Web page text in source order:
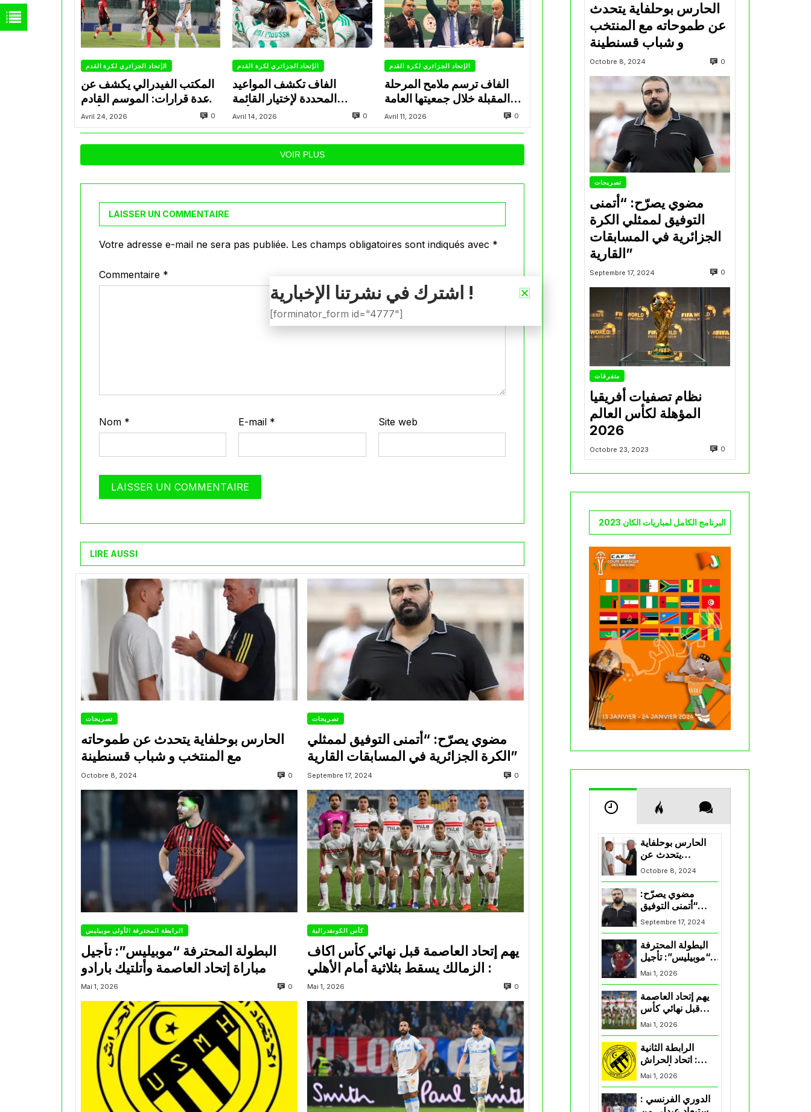
الإتحاد الجزائري لكرة القدم
المكتب الفيدرالي يكشف عن
عدة قرارات: الموسم القادم
ينطلق في 20 أوتAvril 24, 2026 0
الإتحاد الجزائري لكرة القدم
الفاف تكشف المواعيد
المحددة لإختيار القائمة
المستدعاة للمشاركة في كأس
العالم
Avril 14, 2026 0
الإتحاد الجزائري لكرة القدم
الفاف ترسم ملامح المرحلة
المقبلة خلال جمعيتها العامة
العادية
Avril 11, 2026 0
VOIR PLUS
LAISSER UN COMMENTAIRE
Votre adresse e-mail ne sera pas publiée. Les champs obligatoires sont indiqués avec *
Commentaire *
Nom * E-mail * Site web
LIRE AUSSI
تصريحات
الحارس بوحلفاية يتحدث عن طموحاته
مع المنتخب و شباب قسنطينة
Octobre 8, 2024 0
تصريحات
مضوي يصرّح: “أتمنى التوفيق لممثلي
الكرة الجزائرية في المسابقات القارية”
Septembre 17, 2024 0
الرابطة المحترفة الأولى موبيليس
البطولة المحترفة “موبيليس”: تأجيل
مباراة إتحاد العاصمة وأتلتيك بارادو
Mai 1, 2026 0
كأس الكونفدرالية
يهم إتحاد العاصمة قبل نهائي كأس اكاف
Mai 1, 2026 0
الحارس بوحلفاية يتحدث
عن طموحاته مع المنتخب
و شباب قسنطينة
Octobre 8, 2024 0
تصريحات
مضوي يصرّح: “أتمنى
التوفيق لممثلي الكرة
الجزائرية في المسابقات
القارية”
Septembre 17, 2024 0
متفرقات
نظام تصفيات أفريقيا
المؤهلة لكأس العالم
2026
Octobre 23, 2023 0
البرنامج الكامل لمباريات الكان 2023
الحارس بوحلفاية
يتحدث عن
طموحاته مع
المنتخب و شباب
قسنطينة
Octobre 8, 2024
مضوي يصرّح:
“أتمنى التوفيق
لممثلي الكرة
الجزائرية في
Septembre 17, 2024
البطولة المحترفة
“موبيليس”: تأجيل
مباراة إتحاد
العاصمة وأتلتيك
بارادو
Mai 1, 2026
يهم إتحاد العاصمة
قبل نهائي كأس
اكاف : الزمالك
يسقط بثلاثية أمام
Mai 1, 2026
الرابطة الثانية
: اتحاد الحراش
يحسم التأهل إلى
“البلاي أوف”
Mai 1, 2026
الدوري الفرنسي :
اشترك في نشرتنا الإخبارية !
[forminator_form id="4777"]